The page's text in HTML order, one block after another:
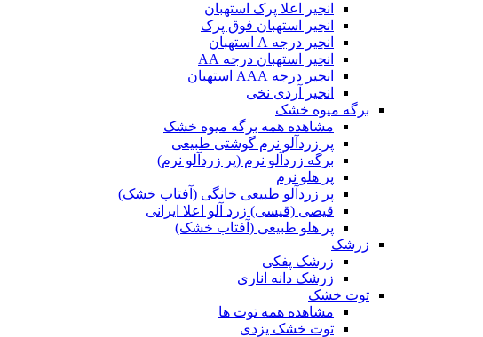
انجیر اعلا پرک استهبان
انجیر استهبان فوق پرک
انجیر درجه A استهبان
انجیر استهبان درجه AA
انجیر درجه AAA استهبان
انجیر آردی نخی
برگه میوه خشک
مشاهده همه برگه میوه خشک
پر زردآلو نرم گوشتی طبیعی
برگه زردآلو نرم (پر زردآلو نرم)
پر هلو نرم
پر زردآلو طبیعی خانگی (آفتاب خشک)
قیصی (قیسی) زرد آلو اعلا ایرانی
پر هلو طبیعی (آفتاب خشک)
زرشک
زرشک پفکی
زرشک دانه اناری
توت خشک
مشاهده همه توت ها
توت خشک یزدی